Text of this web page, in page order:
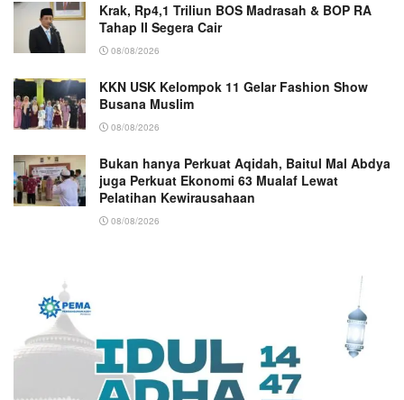
Krak, Rp4,1 Triliun BOS Madrasah & BOP RA
Tahap II Segera Cair
08/08/2026
KKN USK Kelompok 11 Gelar Fashion Show
Busana Muslim
08/08/2026
Bukan hanya Perkuat Aqidah, Baitul Mal Abdya
juga Perkuat Ekonomi 63 Mualaf Lewat
Pelatihan Kewirausahaan
08/08/2026